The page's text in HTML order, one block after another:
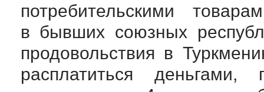
потребительскими
в бывших союзных
продовольствия в
расплатиться